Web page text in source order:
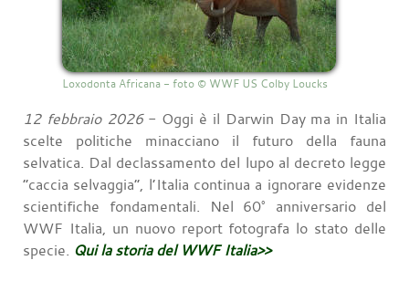
Loxodonta Africana - foto © WWF US Colby Loucks
12 febbraio 2026- Oggi è il Darwin Day ma in Italia
scelte politiche minacciano il futuro della fauna
selvatica. Dal declassamento del lupo al decreto legge
“caccia selvaggia”, l’Italia continua a ignorare evidenze
scientifiche fondamentali. Nel 60° anniversario del
WWF Italia, un nuovo report fotografa lo stato delle
specie. Qui la storia del WWF Italia>>